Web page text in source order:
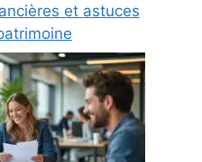
et astuces